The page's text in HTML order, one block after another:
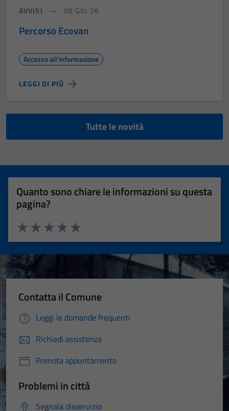
AVVISI 08 GIU 26
Percorso Ecovan
Accesso all'informazione
LEGGI DI PIÙ
Tutte le novità
Quanto sono chiare le informazioni su questa
pagina?
Valuta 5 stelle su 5
Valuta 4 stelle su 5
Valuta 3 stelle su 5
Valuta 2 stelle su 5
Valuta 1 stelle su 5
Contatta il Comune
Leggi le domande frequenti
Richiedi assistenza
Prenota appuntamento
Problemi in città
Segnala disservizio